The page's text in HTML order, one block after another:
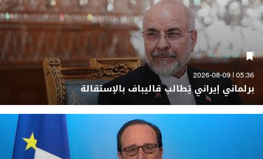
05:36 | 2026-08-09
برلماني إيراني يُطالب قاليباف بالإستقالة